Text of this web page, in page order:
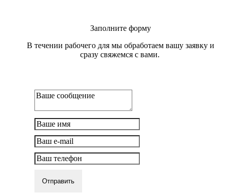
Заполните форму
В течении рабочего для мы обработаем вашу заявку и
сразу свяжемся с вами.
Отправить